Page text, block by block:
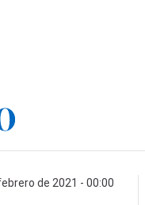
de 2021 - 00:00